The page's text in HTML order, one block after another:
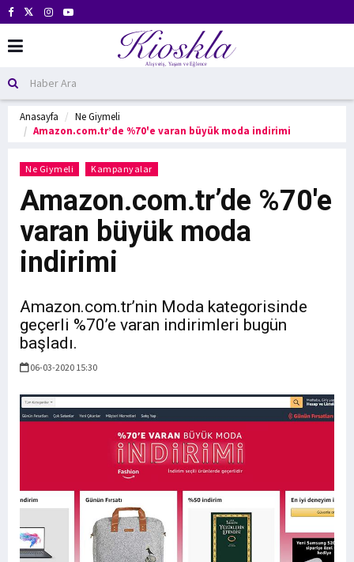
Anasayfa
Ne Giymeli
Amazon.com.tr’de %70'e varan büyük moda indirimi
Ne Giymeli Kampanyalar
Amazon.com.tr’de %70'e
varan büyük moda
indirimi
Amazon.com.tr’nin Moda kategorisinde
geçerli %70’e varan indirimleri bugün
başladı.
06-03-2020 15:30